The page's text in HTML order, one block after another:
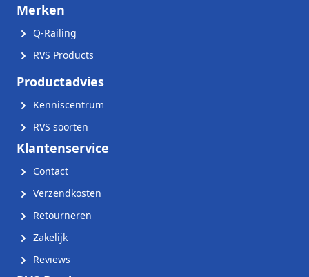
Merken
Q-Railing
RVS Products
Productadvies
Kenniscentrum
RVS soorten
Klantenservice
Contact
Verzendkosten
Retourneren
Zakelijk
Reviews